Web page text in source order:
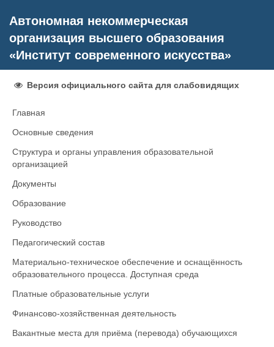
Автономная некоммерческая
организация высшего образования
«Институт современного искусства»
Версия официального сайта для слабовидящих
Главная
Основные сведения
Структура и органы управления образовательной
организацией
Документы
Образование
Руководство
Педагогический состав
Материально-техническое обеспечение и оснащённость
образовательного процесса. Доступная среда
Платные образовательные услуги
Финансово-хозяйственная деятельность
Вакантные места для приёма (перевода) обучающихся